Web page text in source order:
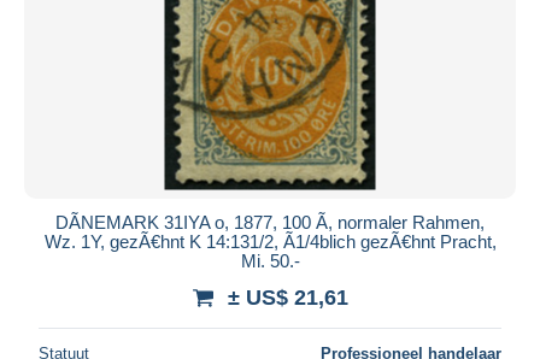
DÃNEMARK 31IYA o, 1877, 100 Ã, normaler Rahmen,
Wz. 1Y, gezÃ€hnt K 14:131/2, Ã1/4blich gezÃ€hnt Pracht,
Mi. 50.-
± US$ 21,61
Statuut Professioneel handelaar